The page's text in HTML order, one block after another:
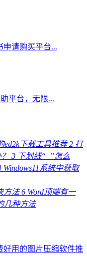
申请购买平台...
平台，无限...
ed2k下载工具推荐 2 打
3 下划线“_”怎么
Windows11系统中获取
方法 6 Word顶端有一
几种方法